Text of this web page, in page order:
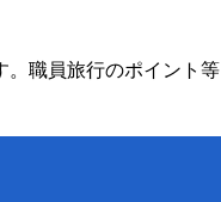
。職員旅行のポイント等